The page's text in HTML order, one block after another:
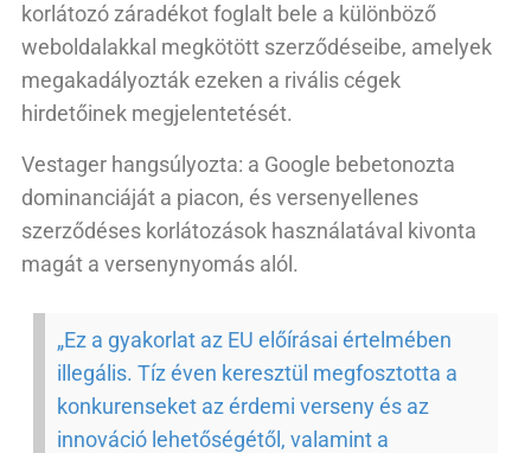
korlátozó záradékot foglalt bele a különböző
weboldalakkal megkötött szerződéseibe, amelyek
megakadályozták ezeken a rivális cégek
hirdetőinek megjelentetését.
Vestager hangsúlyozta: a Google bebetonozta
dominanciáját a piacon, és versenyellenes
szerződéses korlátozások használatával kivonta
magát a versenynyomás alól.
„Ez a gyakorlat az EU előírásai értelmében
illegális. Tíz éven keresztül megfosztotta a
konkurenseket az érdemi verseny és az
innováció lehetőségétől, valamint a